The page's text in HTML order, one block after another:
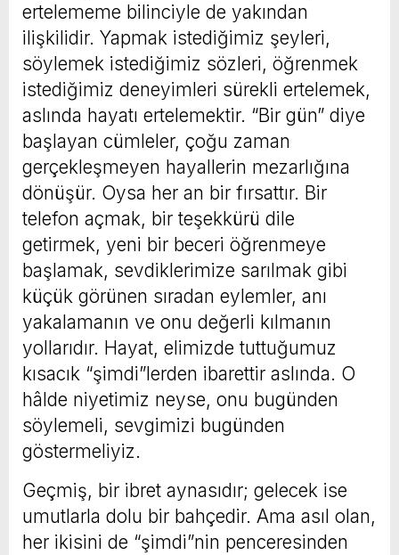
ertelememe bilinciyle de yakından
ilişkilidir. Yapmak istediğimiz şeyleri,
söylemek istediğimiz sözleri, öğrenmek
istediğimiz deneyimleri sürekli ertelemek,
aslında hayatı ertelemektir. “Bir gün” diye
başlayan cümleler, çoğu zaman
gerçekleşmeyen hayallerin mezarlığına
dönüşür. Oysa her an bir fırsattır. Bir
telefon açmak, bir teşekkürü dile
getirmek, yeni bir beceri öğrenmeye
başlamak, sevdiklerimize sarılmak gibi
küçük görünen sıradan eylemler, anı
yakalamanın ve onu değerli kılmanın
yollarıdır. Hayat, elimizde tuttuğumuz
kısacık “şimdi”lerden ibarettir aslında. O
hâlde niyetimiz neyse, onu bugünden
söylemeli, sevgimizi bugünden
göstermeliyiz.
Geçmiş, bir ibret aynasıdır; gelecek ise
umutlarla dolu bir bahçedir. Ama asıl olan,
her ikisini de “şimdi”nin penceresinden